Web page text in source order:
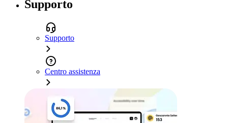
Supporto
Supporto
Centro assistenza